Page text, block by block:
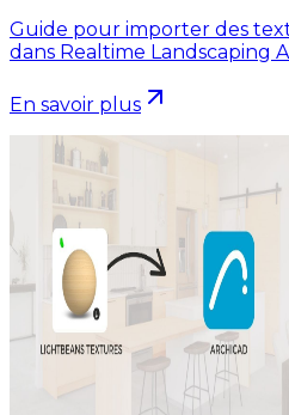
Guide pour importer des
dans Realtime Landscaping
En savoir plus